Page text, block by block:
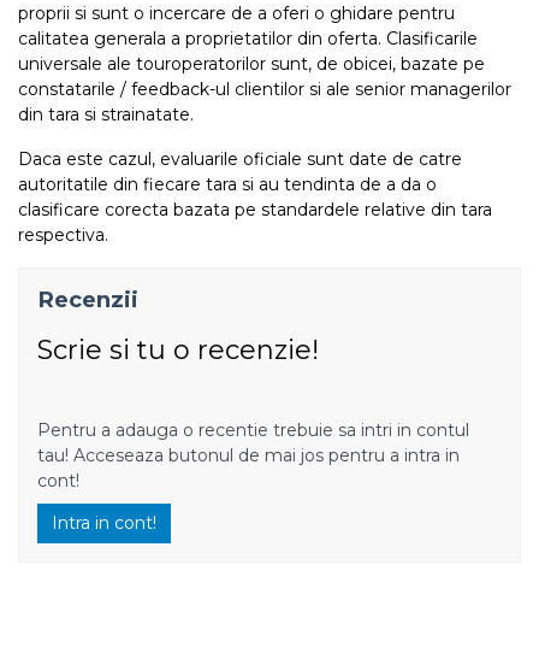
proprii si sunt o incercare de a oferi o ghidare pentru
calitatea generala a proprietatilor din oferta. Clasificarile
universale ale touroperatorilor sunt, de obicei, bazate pe
constatarile / feedback-ul clientilor si ale senior managerilor
din tara si strainatate.
Daca este cazul, evaluarile oficiale sunt date de catre
autoritatile din fiecare tara si au tendinta de a da o
clasificare corecta bazata pe standardele relative din tara
respectiva.
Recenzii
Scrie si tu o recenzie!
Pentru a adauga o recentie trebuie sa intri in contul
tau! Acceseaza butonul de mai jos pentru a intra in
cont!
Intra in cont!